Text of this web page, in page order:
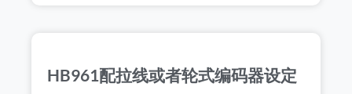
HB961配拉线或者轮式编码器设定